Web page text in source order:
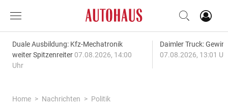
Duale Ausbildung: Kfz-Mechatronik
weiter Spitzenreiter 07.08.2026, 14:00
Uhr
Daimler Truck:
07.08.2026, 13:01
Home Nachrichten
Politik